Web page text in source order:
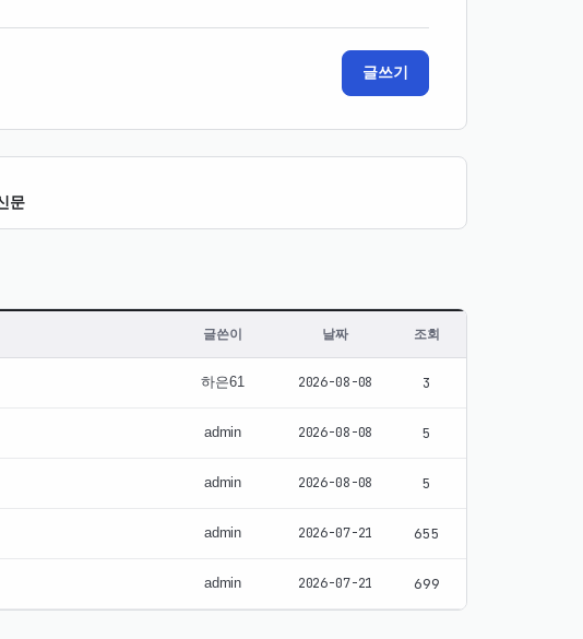
글쓰기
문
글쓴이 날짜 조회
하은61 2026-08-08 3
admin 2026-08-08 5
admin 2026-08-08 5
admin 2026-07-21 655
admin 2026-07-21 699